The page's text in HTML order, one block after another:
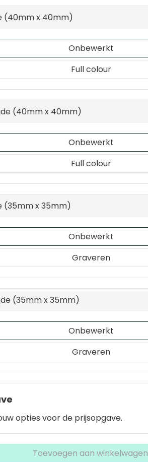
(40mm x 40mm)
Onbewerkt
Full colour
(40mm x 40mm)
Onbewerkt
Full colour
(35mm x 35mm)
Onbewerkt
Graveren
(35mm x 35mm)
Onbewerkt
Graveren
opties voor de prijsopgave.
Toevoegen aan winkelwagen